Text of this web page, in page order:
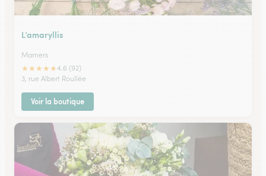
L’amaryllis
Mamers
★★★★★4.6 (92)
3, rue Albert Roullée
Voir la boutique